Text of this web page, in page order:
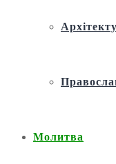
Молитва